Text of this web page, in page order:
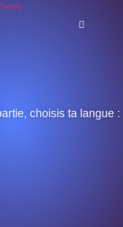
choisis ta langue :